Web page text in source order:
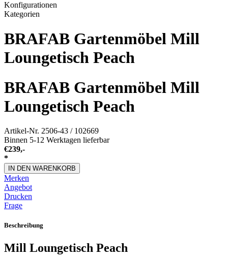
Konfigurationen
Kategorien
BRAFAB Gartenmöbel Mill
Loungetisch Peach
BRAFAB Gartenmöbel Mill
Loungetisch Peach
Artikel-Nr. 2506-43 / 102669
Binnen 5-12 Werktagen lieferbar
€239,-
*
IN DEN WARENKORB
Merken
Angebot
Drucken
Frage
Beschreibung
Mill Loungetisch Peach